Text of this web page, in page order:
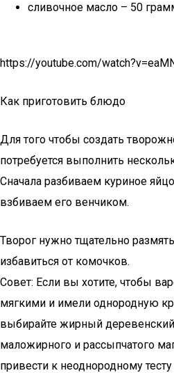
сливочное масло – 50
https://youtube.com/
Как приготовить блюдо
Для того чтобы создать
потребуется выполнить
Сначала разбиваем куриное
взбиваем его венчиком.
Творог нужно тщательно
избавиться от комочков.
Совет: Если вы хотите, чтобы
мягкими и имели однородную
выбирайте жирный
маложирного и рассыпчатого
привести к неоднородному